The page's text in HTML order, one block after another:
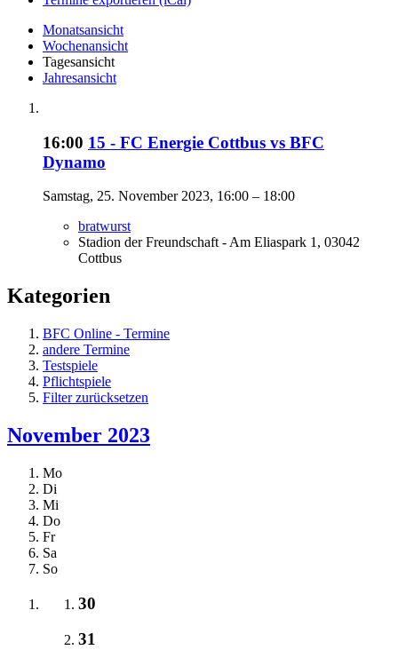
Monatsansicht
Wochenansicht
Tagesansicht
Jahresansicht
16:00 15 - FC Energie Cottbus vs BFC
Dynamo
Samstag, 25. November 2023, 16:00 – 18:00
bratwurst
Stadion der Freundschaft - Am Eliaspark 1, 03042
Cottbus
Kategorien
BFC Online - Termine
andere Termine
Testspiele
Pflichtspiele
Filter zurücksetzen
November 2023
Mo
Di
Mi
Do
Fr
Sa
So
30
31